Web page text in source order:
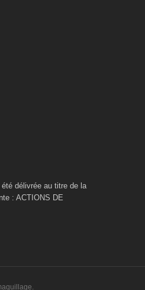
délivrée au titre de la
: ACTIONS DE